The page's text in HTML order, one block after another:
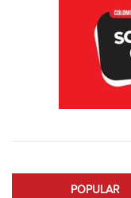
POPULAR